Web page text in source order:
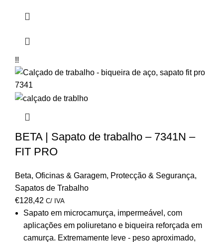
!!
BETA | Sapato de trabalho – 7341N –
FIT PRO
Beta, Oficinas & Garagem, Protecção & Segurança,
Sapatos de Trabalho
€128,42 C/ IVA
Sapato em microcamurça, impermeável, com
aplicações em poliuretano e biqueira reforçada em
camurça. Extremamente leve - peso aproximado,